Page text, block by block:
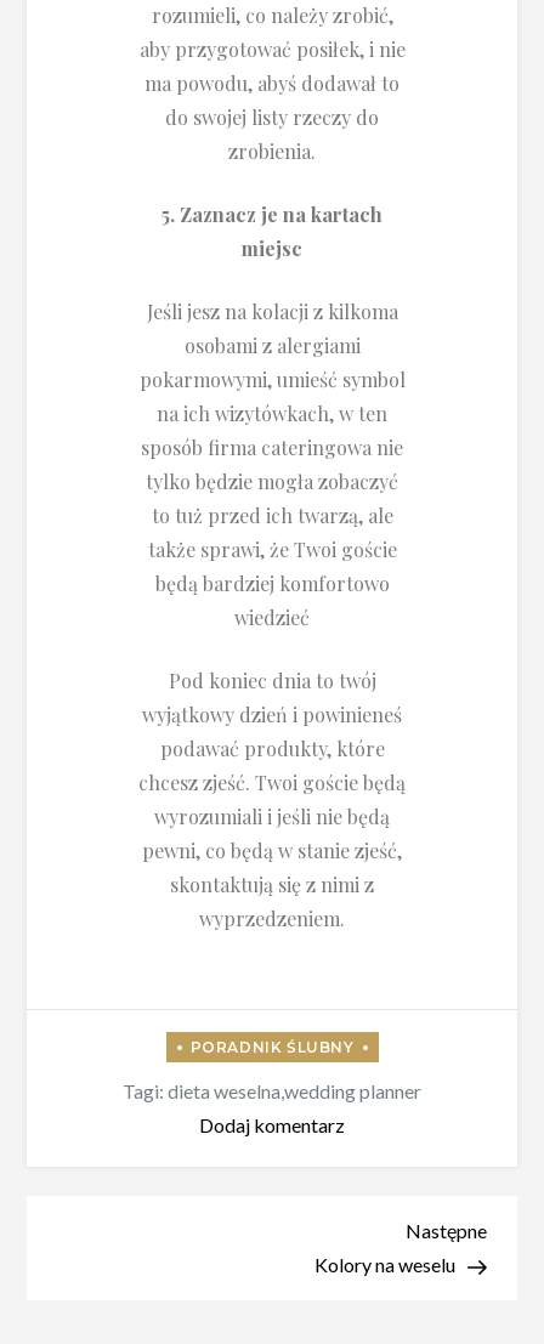
rozumieli, co należy zrobić,
aby przygotować posiłek, i nie
ma powodu, abyś dodawał to
do swojej listy rzeczy do
zrobienia.
5. Zaznacz je na kartach
miejsc
Jeśli jesz na kolacji z kilkoma
osobami z alergiami
pokarmowymi, umieść symbol
na ich wizytówkach, w ten
sposób firma cateringowa nie
tylko będzie mogła zobaczyć
to tuż przed ich twarzą, ale
także sprawi, że Twoi goście
będą bardziej komfortowo
wiedzieć
Pod koniec dnia to twój
wyjątkowy dzień i powinieneś
podawać produkty, które
chcesz zjeść. Twoi goście będą
wyrozumiali i jeśli nie będą
pewni, co będą w stanie zjeść,
skontaktują się z nimi z
wyprzedzeniem.
Tagi: dieta weselna wedding planner
Dodaj komentarz
Następne
Kolory na weselu